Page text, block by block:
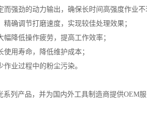
强劲的动力输出，确保长时间高强度作业
确调节打磨速度，实现较佳处理效果；
降低操作疲劳，提高工作效率；
用寿命，降低维护成本；
业过程中的粉尘污染。
列产品，并为国内外工具制造商提供OEM